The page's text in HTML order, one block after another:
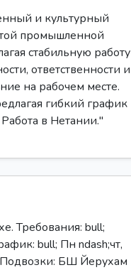
и культурный
промышленной
стабильную работу
ответственности и
на рабочем месте.
гибкий график
в Нетании."
Требования: bull;
bull; Пн ndash;чт,
Подвозки: БШ Йерухам